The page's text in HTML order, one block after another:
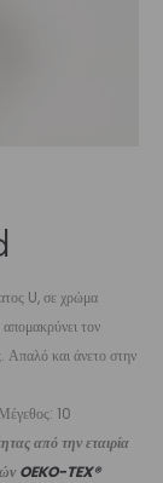
U, σε χρώμα
τον
Απαλό και άνετο στην
10
από την εταιρία
OEKO-TEX®